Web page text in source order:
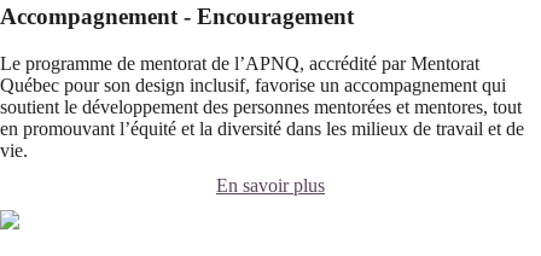
Accompagnement - Encouragement
Le programme de mentorat de l’APNQ, accrédité par Mentorat
Québec pour son design inclusif, favorise un accompagnement qui
soutient le développement des personnes mentorées et mentores, tout
en promouvant l’équité et la diversité dans les milieux de travail et de
vie.
En savoir plus